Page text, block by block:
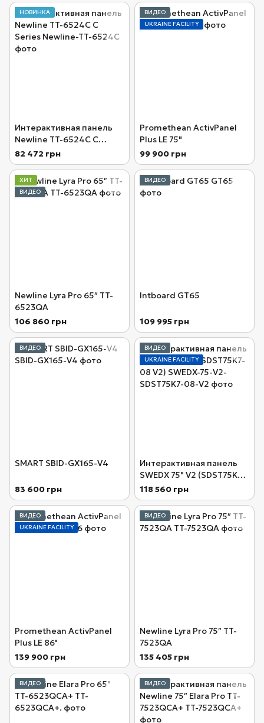
НОВИНКА
Интерактивная панель
Newline TT-6524C C
Series
82 472 грн
ВИДЕО
UKRAINE FACILITY
Promethean ActivPanel
Plus LE 75"
99 900 грн
ХИТ
ВИДЕО
Newline Lyra Pro 65″ TT-
6523QA
106 860 грн
ВИДЕО
Intboard GT65
109 995 грн
ВИДЕО
SMART SBID-GX165-V4
83 600 грн
ВИДЕО
UKRAINE FACILITY
Интерактивная панель
SWEDX 75" V2 (SDST75K7-
08 V2)
118 560 грн
ВИДЕО
UKRAINE FACILITY
Promethean ActivPanel
Plus LE 86"
139 900 грн
ВИДЕО
Newline Lyra Pro 75″ TT-
7523QA
135 405 грн
ВИДЕО ВИДЕО